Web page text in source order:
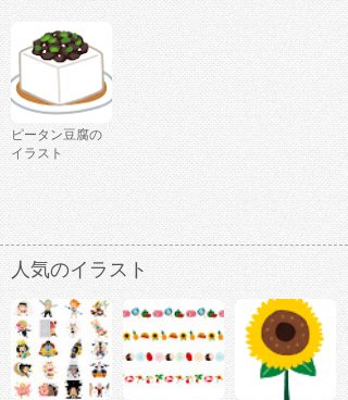
ピータン豆腐の
イラスト
人気のイラスト